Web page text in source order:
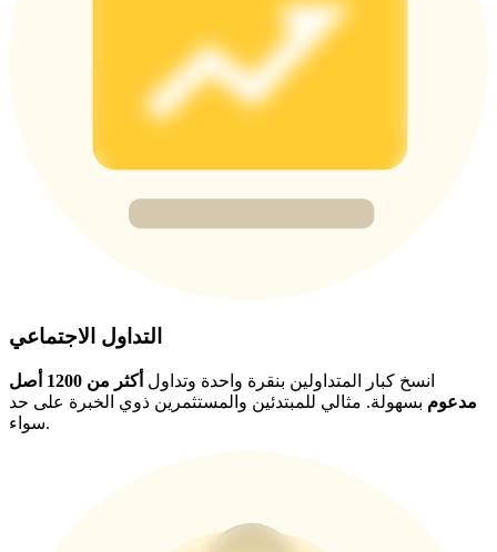
Deposit & Trade BTC to Share 25000 USDT prize pool!
Share 500000 CASHCAT prize pool
التداول الاجتماعي
انسخ كبار المتداولين بنقرة واحدة وتداول
أكثر من 1200 أصل
مدعوم بسهولة. مثالي للمبتدئين والمستثمرين ذوي الخبرة على حد
سواء.